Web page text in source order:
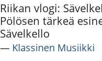
Riikan vlogi:
Pölösen tärkeä
Sävelkello
― Klassinen Musiikki